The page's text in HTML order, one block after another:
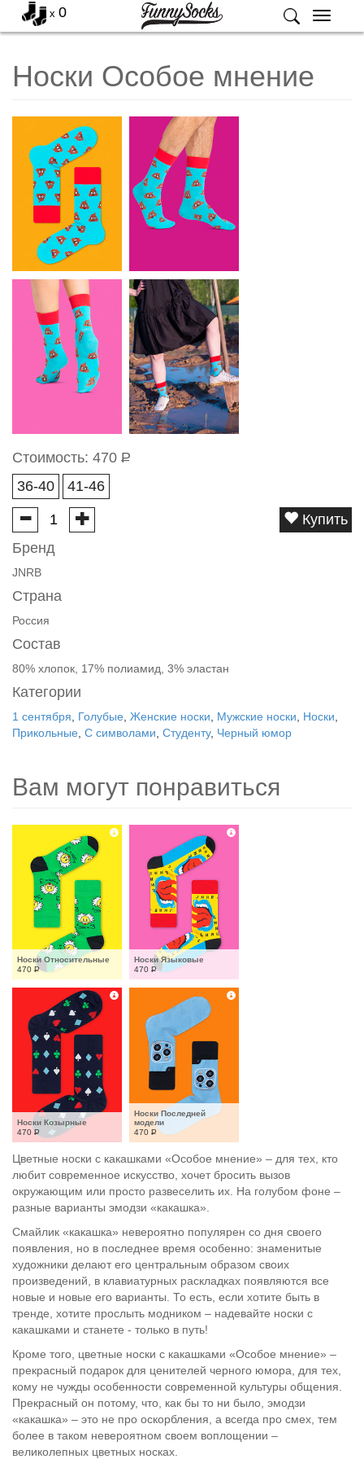
Меню
x 0
Носки Особое мнение
Стоимость: 470 Р
36-40
41-46
Купить
Бренд
JNRB
Страна
Россия
Состав
80% хлопок, 17% полиамид, 3% эластан
Категории
1 сентября Голубые Женские носки Мужские носки Носки
Прикольные С символами Студенту, Черный юмор
Вам могут понравиться
Носки Относительные
470 Р
Носки Языковые
470 Р
Носки Козырные
470 Р
Носки Последней
модели
470 Р
Цветные носки с какашками «Особое мнение» – для тех, кто
любит современное искусство, хочет бросить вызов
окружающим или просто развеселить их. На голубом фоне –
разные варианты эмодзи «какашка».
Смайлик «какашка» невероятно популярен со дня своего
появления, но в последнее время особенно: знаменитые
художники делают его центральным образом своих
произведений, в клавиатурных раскладках появляются все
новые и новые его варианты. То есть, если хотите быть в
тренде, хотите прослыть модником – надевайте носки с
какашками и станете - только в путь!
Кроме того, цветные носки с какашками «Особое мнение» –
прекрасный подарок для ценителей черного юмора, для тех,
кому не чужды особенности современной культуры общения.
Прекрасный он потому, что, как бы то ни было, эмодзи
«какашка» – это не про оскорбления, а всегда про смех, тем
более в таком невероятном своем воплощении –
великолепных цветных носках.